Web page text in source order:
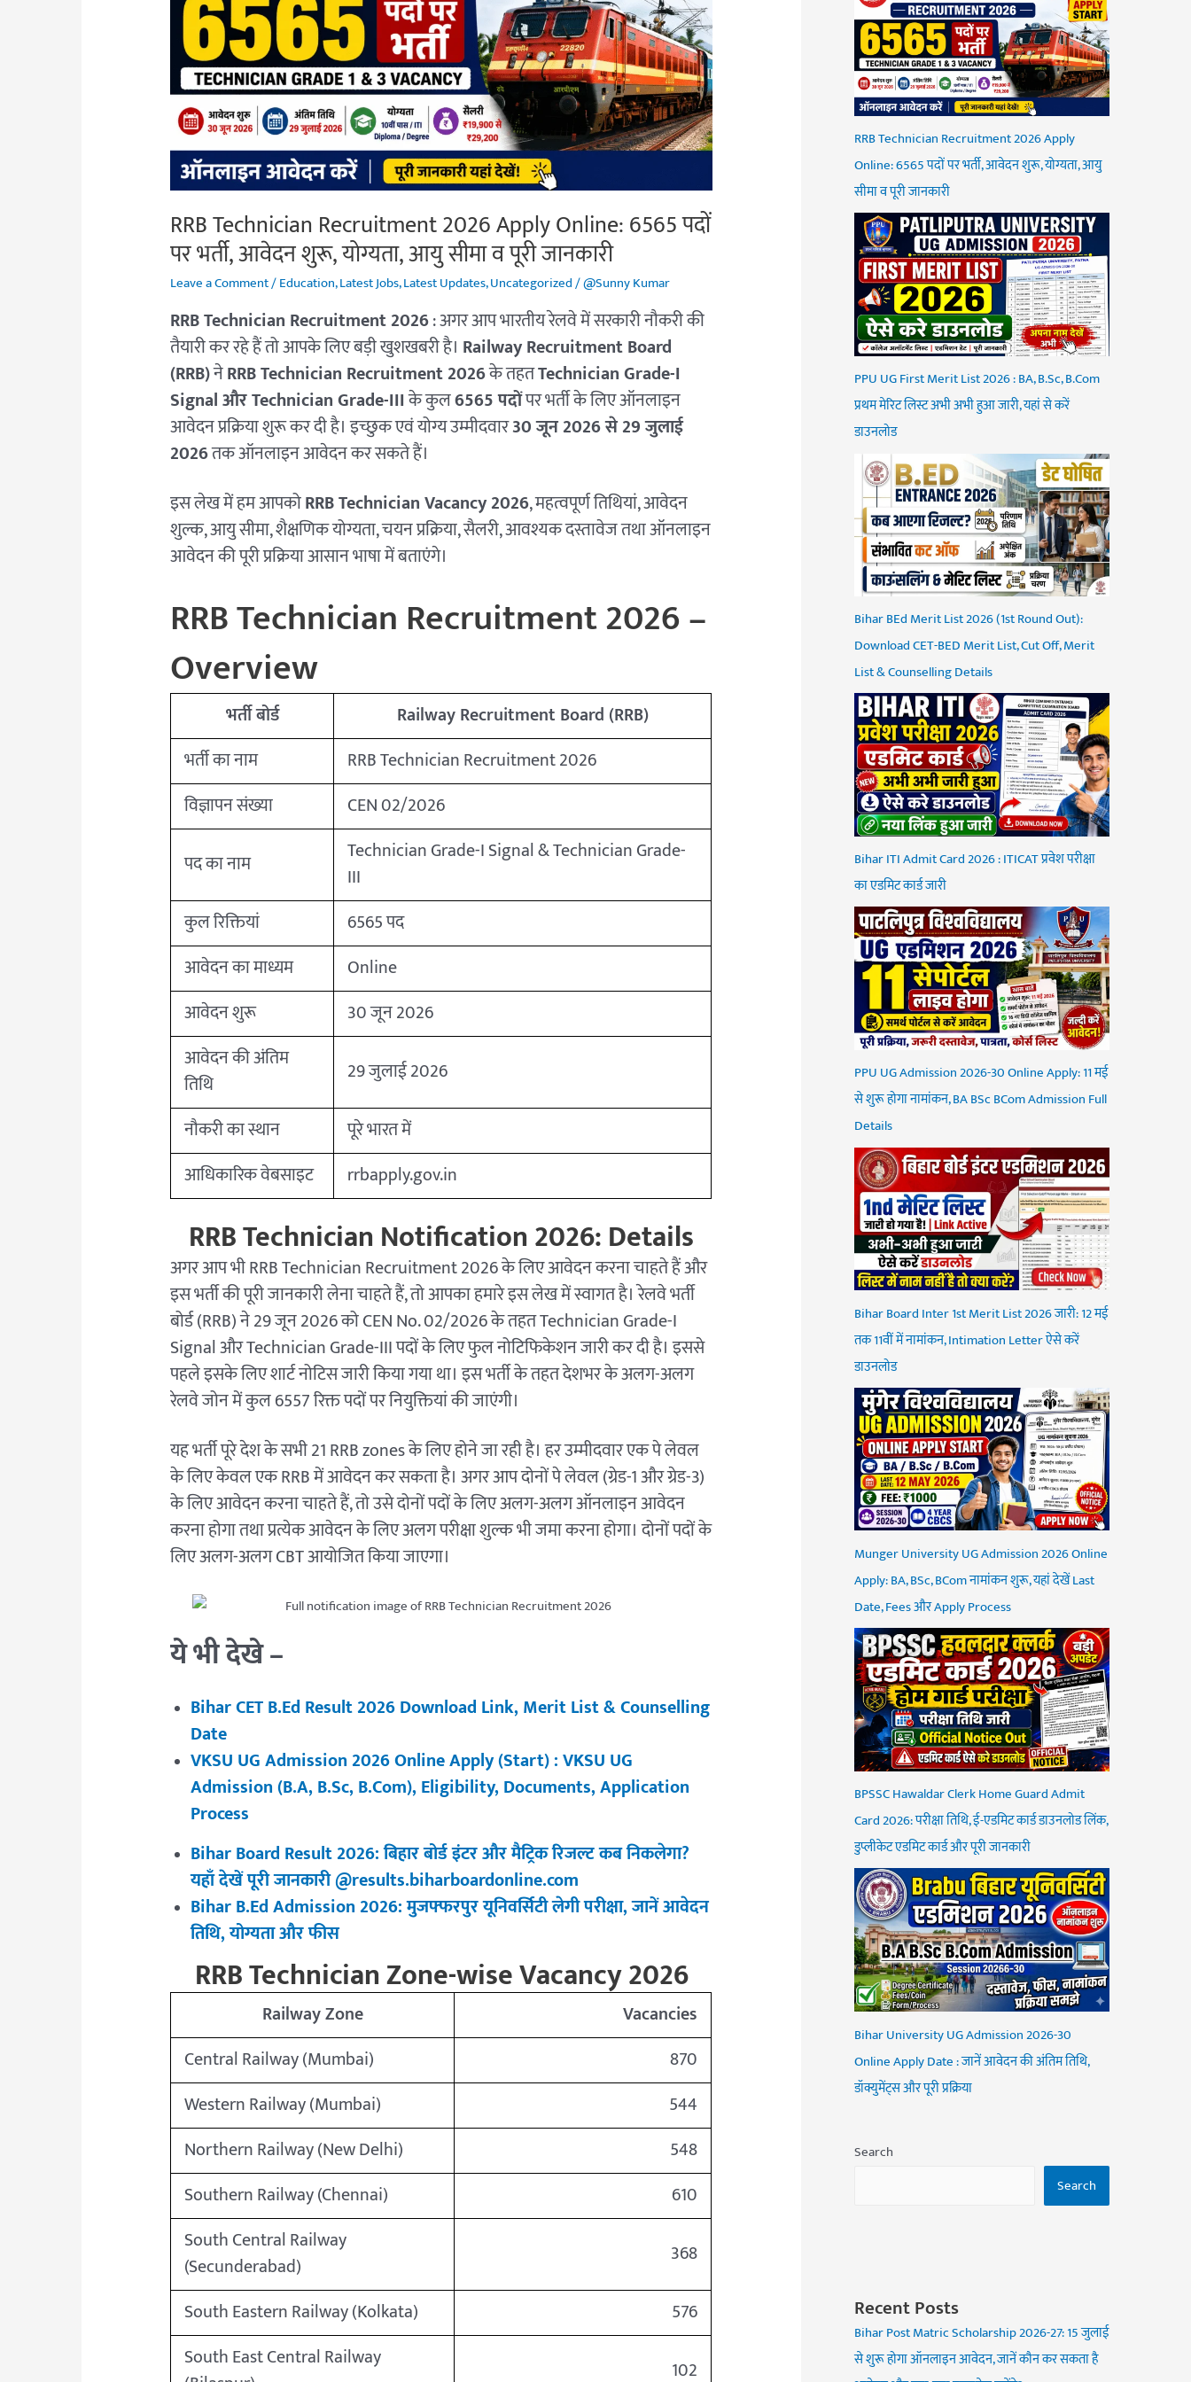
RRB Technician Recruitment 2026 Apply Online: 6565 पदों
पर भर्ती, आवेदन शुरू, योग्यता, आयु सीमा व पूरी जानकारी
Leave a Comment/Education,Latest Jobs,Latest Updates,Uncategorized/@Sunny Kumar
RRB Technician Recruitment 2026: अगर आप भारतीय रेलवे में सरकारी नौकरी की
तैयारी कर रहे हैं तो आपके लिए बड़ी खुशखबरी है। Railway Recruitment Board
(RRB)नेRRB Technician Recruitment 2026के तहतTechnician Grade-I
Signal और Technician Grade-IIIके कुल6565 पदोंपर भर्ती के लिए ऑनलाइन
आवेदन प्रक्रिया शुरू कर दी है। इच्छुक एवं योग्य उम्मीदवार30 जून 2026 से 29 जुलाई
2026तक ऑनलाइन आवेदन कर सकते हैं।
इस लेख में हम आपकोRRB Technician Vacancy 2026, महत्वपूर्ण तिथियां, आवेदन
शुल्क, आयु सीमा, शैक्षणिक योग्यता, चयन प्रक्रिया, सैलरी, आवश्यक दस्तावेज तथा ऑनलाइन
आवेदन की पूरी प्रक्रिया आसान भाषा में बताएंगे।
RRB Technician Recruitment 2026 –
Overview
भर्ती बोर्ड
Railway Recruitment Board (RRB)
भर्ती का नाम
RRB Technician Recruitment 2026
विज्ञापन संख्या
CEN 02/2026
पद का नाम
Technician Grade-I Signal & Technician Grade-
III
कुल रिक्तियां
6565 पद
आवेदन का माध्यम
Online
आवेदन शुरू
30 जून 2026
आवेदन की अंतिम
तिथि
29 जुलाई 2026
नौकरी का स्थान
पूरे भारत में
आधिकारिक वेबसाइट
rrbapply.gov.in
RRB Technician Notification 2026: Details
अगर आप भी RRB Technician Recruitment 2026 के लिए आवेदन करना चाहते हैं और
इस भर्ती की पूरी जानकारी लेना चाहते हैं, तो आपका हमारे इस लेख में स्वागत है। रेलवे भर्ती
बोर्ड (RRB) ने 29 जून 2026 को CEN No. 02/2026 के तहत Technician Grade-I
Signal और Technician Grade-III पदों के लिए फुल नोटिफिकेशन जारी कर दी है। इससे
पहले इसके लिए शार्ट नोटिस जारी किया गया था। इस भर्ती के तहत देशभर के अलग-अलग
रेलवे जोन में कुल 6557 रिक्त पदों पर नियुक्तियां की जाएंगी।
यह भर्ती पूरे देश के सभी 21 RRB zones के लिए होने जा रही है। हर उम्मीदवार एक पे लेवल
के लिए केवल एक RRB में आवेदन कर सकता है। अगर आप दोनों पे लेवल (ग्रेड-1 और ग्रेड-3)
के लिए आवेदन करना चाहते हैं, तो उसे दोनों पदों के लिए अलग-अलग ऑनलाइन आवेदन
करना होगा तथा प्रत्येक आवेदन के लिए अलग परीक्षा शुल्क भी जमा करना होगा। दोनों पदों के
लिए अलग-अलग CBT आयोजित किया जाएगा।
ये भी देखे –
Bihar CET B.Ed Result 2026 Download Link, Merit List & Counselling
Date
VKSU UG Admission 2026 Online Apply (Start) : VKSU UG
Admission (B.A, B.Sc, B.Com), Eligibility, Documents, Application
Process
Bihar Board Result 2026: बिहार बोर्ड इंटर और मैट्रिक रिजल्ट कब निकलेगा?
यहाँ देखें पूरी जानकारी @results.biharboardonline.com
Bihar B.Ed Admission 2026: मुजफ्फरपुर यूनिवर्सिटी लेगी परीक्षा, जानें आवेदन
तिथि, योग्यता और फीस
RRB Technician Zone-wise Vacancy 2026
Railway Zone
Vacancies
Central Railway (Mumbai)
870
Western Railway (Mumbai)
544
Northern Railway (New Delhi)
548
Southern Railway (Chennai)
610
South Central Railway
(Secunderabad)
368
South Eastern Railway (Kolkata)
576
South East Central Railway
102
Online:
6565
पदों
पर
भर्ती,
आवेदन
शुरू,
योग्यता,
आयु
सीमा
पूरी
जानकारी
RRB Technician Recruitment 2026 Apply
Online: 6565 पदों पर भर्ती, आवेदन शुरू, योग्यता, आयु
सीमा व पूरी जानकारी
PPU UG First Merit List 2026 : BA, B.Sc, B.Com
प्रथम मेरिट लिस्ट अभी अभी हुआ जारी, यहां से करें
डाउनलोड
Bihar BEd Merit List 2026 (1st Round Out):
Download CET-BED Merit List, Cut Off, Merit
List & Counselling Details
Bihar ITI Admit Card 2026 : ITICAT प्रवेश परीक्षा
का एडमिट कार्ड जारी
PPU UG Admission 2026-30 Online Apply: 11 मई
से शुरू होगा नामांकन, BA BSc BCom Admission Full
Details
Bihar Board Inter 1st Merit List 2026 जारी: 12 मई
तक 11वीं में नामांकन, Intimation Letter ऐसे करें
डाउनलोड
Munger University UG Admission 2026 Online
Apply: BA, BSc, BCom नामांकन शुरू, यहां देखें Last
Date, Fees और Apply Process
BPSSC Hawaldar Clerk Home Guard Admit
Card 2026: परीक्षा तिथि, ई-एडमिट कार्ड डाउनलोड लिंक,
डुप्लीकेट एडमिट कार्ड और पूरी जानकारी
Bihar University UG Admission 2026-30
Online Apply Date : जानें आवेदन की अंतिम तिथि,
डॉक्युमेंट्स और पूरी प्रक्रिया
Search
Search
Recent Posts
Bihar Post Matric Scholarship 2026-27: 15 जुलाई
से शुरू होगा ऑनलाइन आवेदन, जानें कौन कर सकता है